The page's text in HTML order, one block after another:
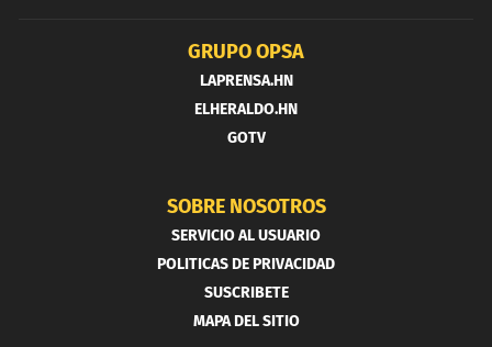
GRUPO OPSA
LAPRENSA.HN
ELHERALDO.HN
GOTV
SOBRE NOSOTROS
SERVICIO AL USUARIO
POLITICAS DE PRIVACIDAD
SUSCRIBETE
MAPA DEL SITIO